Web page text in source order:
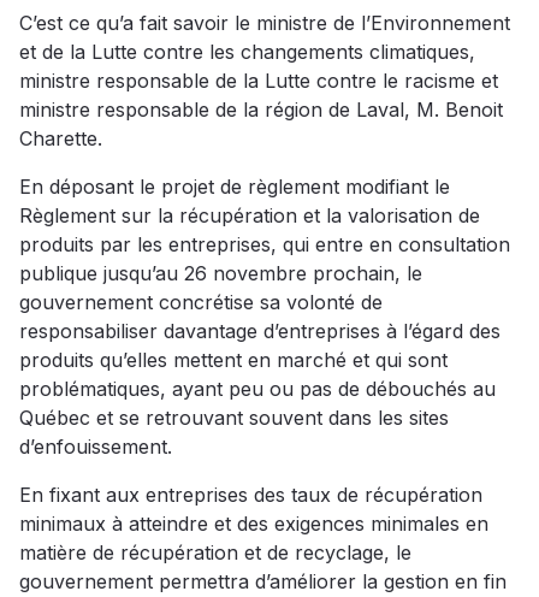
C’est ce qu’a fait savoir le ministre de l’Environnement
et de la Lutte contre les changements climatiques,
ministre responsable de la Lutte contre le racisme et
ministre responsable de la région de Laval, M. Benoit
Charette.
En déposant le projet de règlement modifiant le
Règlement sur la récupération et la valorisation de
produits par les entreprises, qui entre en consultation
publique jusqu’au 26 novembre prochain, le
gouvernement concrétise sa volonté de
responsabiliser davantage d’entreprises à l’égard des
produits qu’elles mettent en marché et qui sont
problématiques, ayant peu ou pas de débouchés au
Québec et se retrouvant souvent dans les sites
d’enfouissement.
En fixant aux entreprises des taux de récupération
minimaux à atteindre et des exigences minimales en
matière de récupération et de recyclage, le
gouvernement permettra d’améliorer la gestion en fin